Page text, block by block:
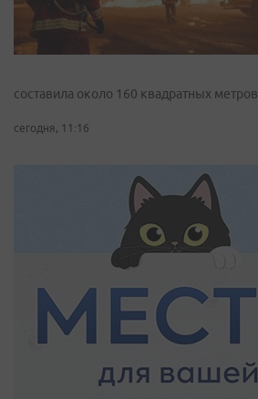
составила около 160 квадратных метров
сегодня, 11:16